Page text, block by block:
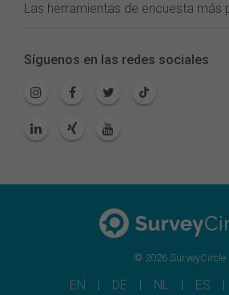
Las herramientas de encuesta más
Síguenos en las redes sociales
© 2026 SurveyCircle
EN DE NL ES